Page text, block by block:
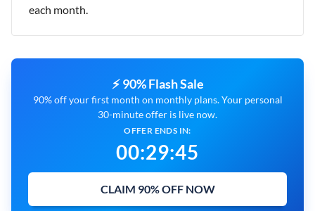
each month.
⚡ 90% Flash Sale
90% off your first month on monthly plans. Your personal
30-minute offer is live now.
OFFER ENDS IN:
00:29:45
CLAIM 90% OFF NOW